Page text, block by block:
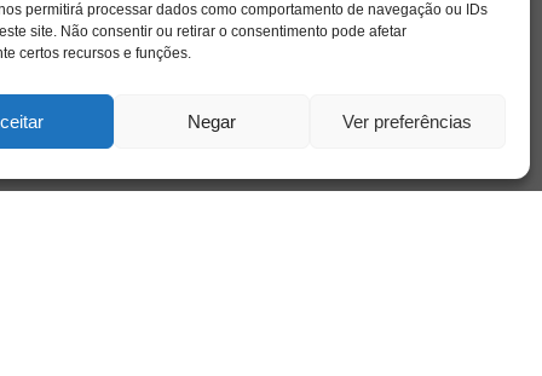
permitirá processar dados como comportamento de navegação ou IDs
site. Não consentir ou retirar o consentimento pode afetar
certos recursos e funções.
Negar Ver preferências
tecnologia terapia trabalho vida
violência